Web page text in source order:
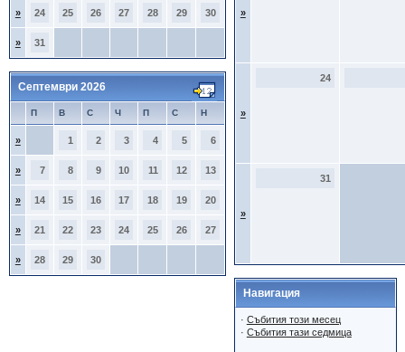
» 24 25 26 27 28 29 30
» 31
Септември 2026
П В С Ч П С Н
» 1 2 3 4 5 6
» 7 8 9 10 11 12 13
» 14 15 16 17 18 19 20
» 21 22 23 24 25 26 27
» 28 29 30
»
»
24
»
31
Навигация
· Събития този месец
· Събития тази седмица